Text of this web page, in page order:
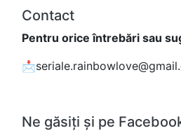
Contact
Pentru orice întrebări sau
Ne găsiți și pe